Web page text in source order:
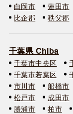
白岡市
蓮田市
比企郡
秩父郡
千葉県 Chiba
千葉市中央区
千葉市若葉区
市川市
船橋市
松戸市
成田市
勝浦市
柏市